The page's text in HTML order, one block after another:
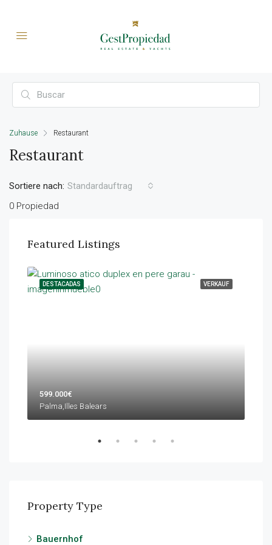
Zuhause Restaurant
Restaurant
0 Propiedad
Sortiere nach: Standardauftrag
Featured Listings
VERKAUF
DESTACADAS
599.000€
Palma,Illes Balears
Property Type
Bauernhof